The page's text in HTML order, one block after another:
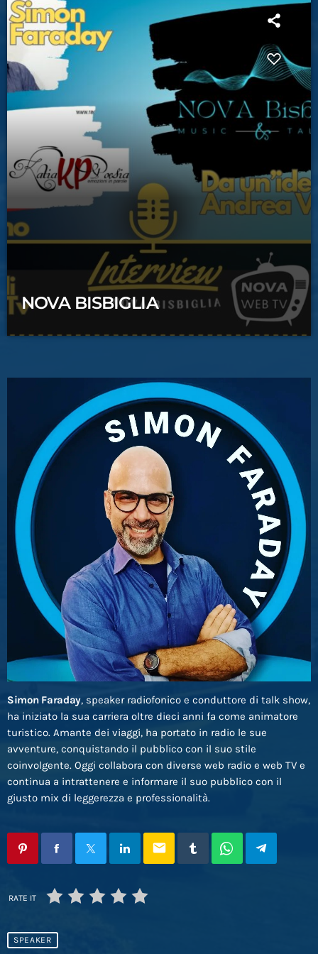
NOVA BISBIGLIA
Simon Faraday, speaker radiofonico e conduttore di talk show,
ha iniziato la sua carriera oltre dieci anni fa come animatore
turistico. Amante dei viaggi, ha portato in radio le sue
avventure, conquistando il pubblico con il suo stile
coinvolgente. Oggi collabora con diverse web radio e web TV e
continua a intrattenere e informare il suo pubblico con il
giusto mix di leggerezza e professionalità.
email
RATE IT
SPEAKER